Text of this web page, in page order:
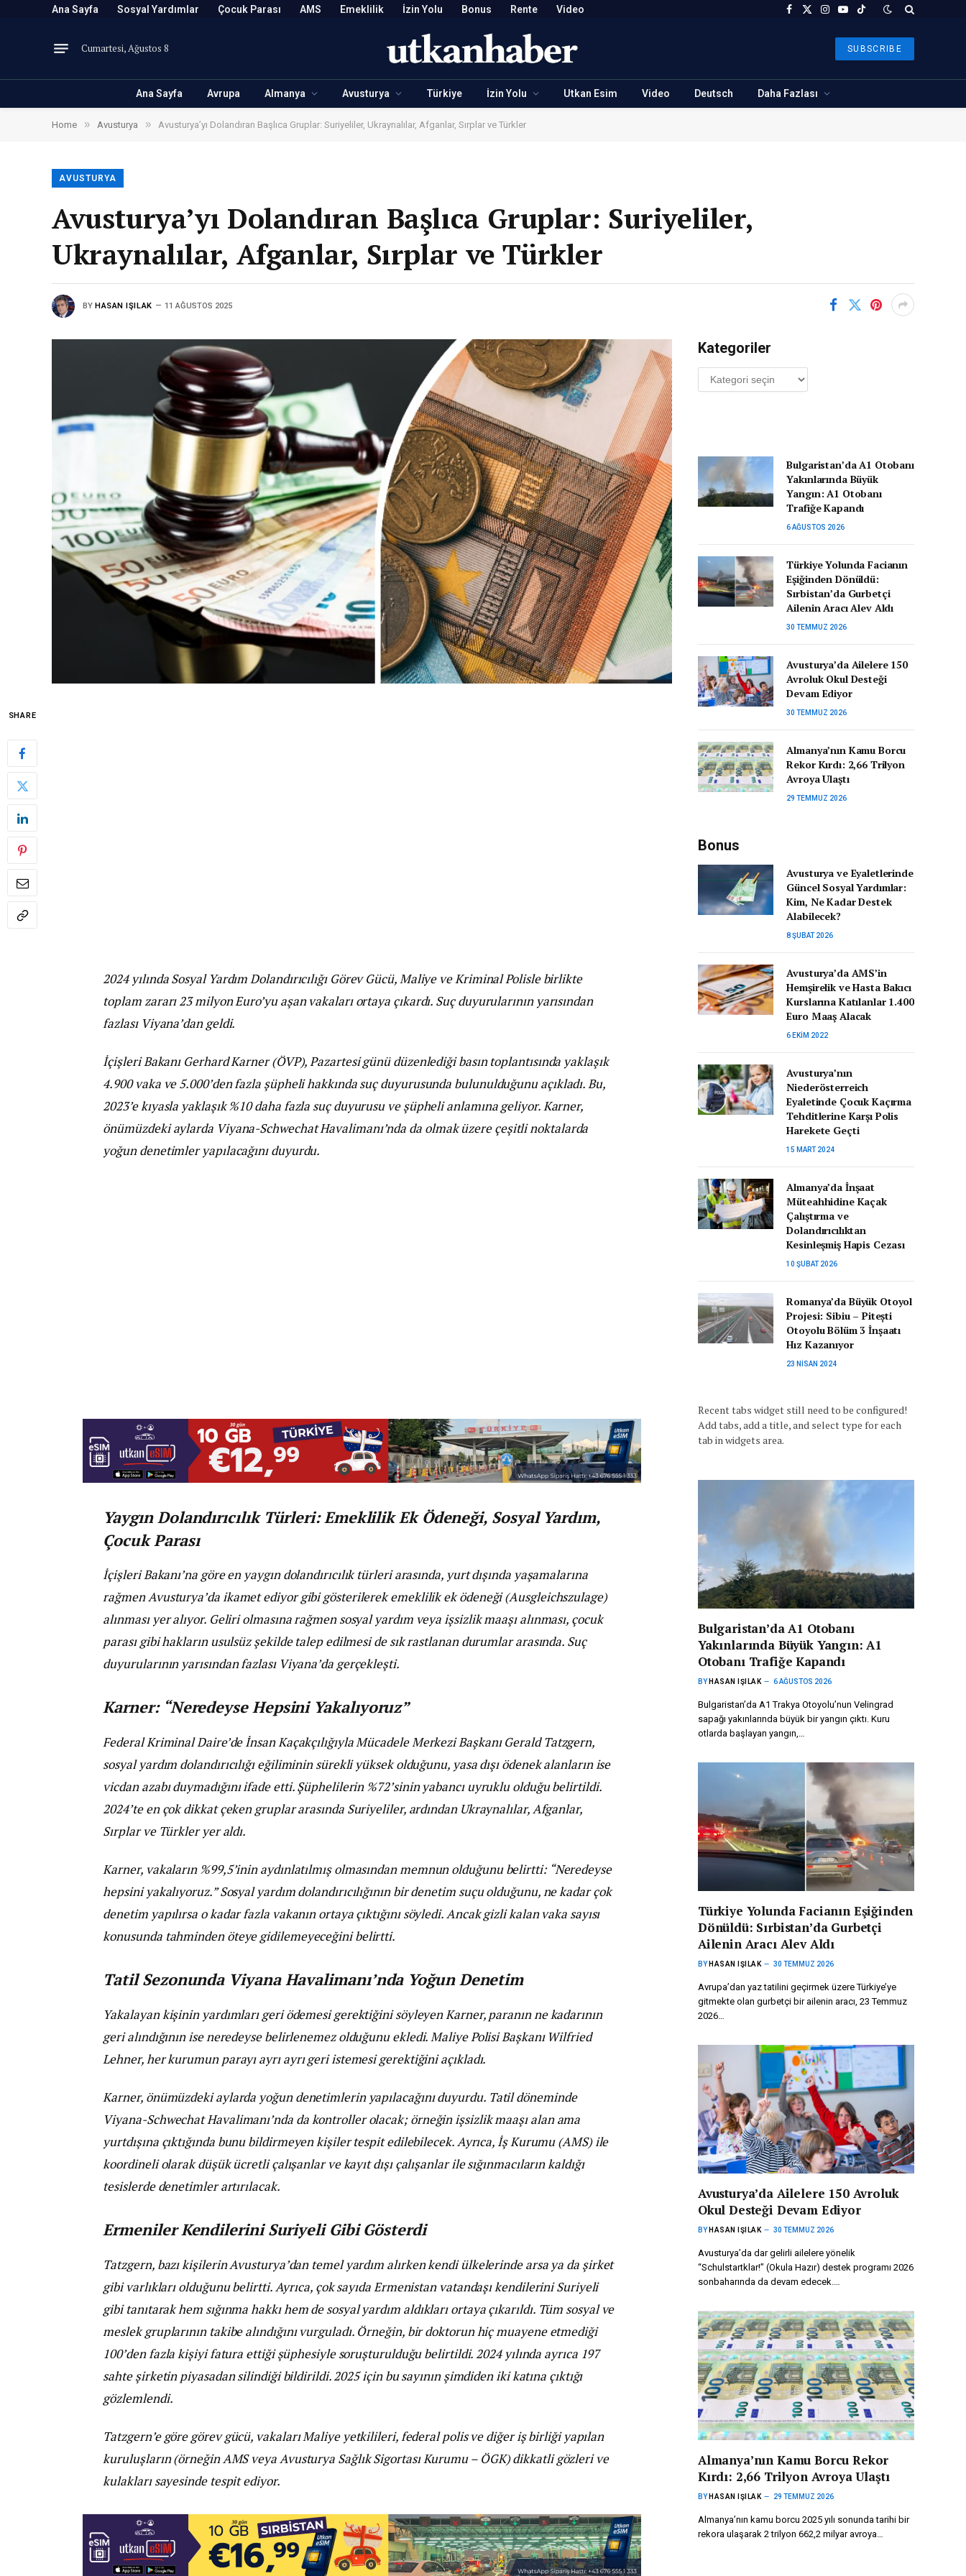
Ana Sayfa Sosyal Yardımlar Çocuk Parası AMS Emeklilik İzin Yolu Bonus Rente Video Facebook
X
Instagram
YouTubeTikTok
Cumartesi, Ağustos 8 SUBSCRIBE
Ana Sayfa Avrupa Almanya Avusturya Türkiye İzin Yolu Utkan Esim Video Deutsch Daha Fazlası
Home » Avusturya » Avusturya’yı Dolandıran Başlıca Gruplar: Suriyeliler, Ukraynalılar, Afganlar, Sırplar ve Türkler
AVUSTURYA
Avusturya’yı Dolandıran Başlıca Gruplar: Suriyeliler,
Ukraynalılar, Afganlar, Sırplar ve Türkler
BY HASAN IŞILAK 11 AĞUSTOS 2025
SHARE
2024 yılında Sosyal Yardım Dolandırıcılığı Görev Gücü, Maliye ve Kriminal Polisle birlikte
toplam zararı 23 milyon Euro’yu aşan vakaları ortaya çıkardı. Suç duyurularının yarısından
fazlası Viyana’dan geldi.
İçişleri Bakanı Gerhard Karner (ÖVP), Pazartesi günü düzenlediği basın toplantısında yaklaşık
4.900 vaka ve 5.000’den fazla şüpheli hakkında suç duyurusunda bulunulduğunu açıkladı. Bu,
2023’e kıyasla yaklaşık %10 daha fazla suç duyurusu ve şüpheli anlamına geliyor. Karner,
önümüzdeki aylarda Viyana-Schwechat Havalimanı’nda da olmak üzere çeşitli noktalarda
yoğun denetimler yapılacağını duyurdu.
Yaygın Dolandırıcılık Türleri: Emeklilik Ek Ödeneği, Sosyal Yardım,
Çocuk Parası
İçişleri Bakanı’na göre en yaygın dolandırıcılık türleri arasında, yurt dışında yaşamalarına
rağmen Avusturya’da ikamet ediyor gibi gösterilerek emeklilik ek ödeneği (Ausgleichszulage)
alınması yer alıyor. Geliri olmasına rağmen sosyal yardım veya işsizlik maaşı alınması, çocuk
parası gibi hakların usulsüz şekilde talep edilmesi de sık rastlanan durumlar arasında. Suç
duyurularının yarısından fazlası Viyana’da gerçekleşti.
Karner: “Neredeyse Hepsini Yakalıyoruz”
Federal Kriminal Daire’de İnsan Kaçakçılığıyla Mücadele Merkezi Başkanı Gerald Tatzgern,
sosyal yardım dolandırıcılığı eğiliminin sürekli yüksek olduğunu, yasa dışı ödenek alanların ise
vicdan azabı duymadığını ifade etti. Şüphelilerin %72’sinin yabancı uyruklu olduğu belirtildi.
2024’te en çok dikkat çeken gruplar arasında Suriyeliler, ardından Ukraynalılar, Afganlar,
Sırplar ve Türkler yer aldı.
Karner, vakaların %99,5’inin aydınlatılmış olmasından memnun olduğunu belirtti: “Neredeyse
hepsini yakalıyoruz.” Sosyal yardım dolandırıcılığının bir denetim suçu olduğunu, ne kadar çok
denetim yapılırsa o kadar fazla vakanın ortaya çıktığını söyledi. Ancak gizli kalan vaka sayısı
konusunda tahminden öteye gidilemeyeceğini belirtti.
Tatil Sezonunda Viyana Havalimanı’nda Yoğun Denetim
Yakalayan kişinin yardımları geri ödemesi gerektiğini söyleyen Karner, paranın ne kadarının
geri alındığının ise neredeyse belirlenemez olduğunu ekledi. Maliye Polisi Başkanı Wilfried
Lehner, her kurumun parayı ayrı ayrı geri istemesi gerektiğini açıkladı.
Karner, önümüzdeki aylarda yoğun denetimlerin yapılacağını duyurdu. Tatil döneminde
Viyana-Schwechat Havalimanı’nda da kontroller olacak; örneğin işsizlik maaşı alan ama
yurtdışına çıktığında bunu bildirmeyen kişiler tespit edilebilecek. Ayrıca, İş Kurumu (AMS) ile
koordineli olarak düşük ücretli çalışanlar ve kayıt dışı çalışanlar ile sığınmacıların kaldığı
tesislerde denetimler artırılacak.
Ermeniler Kendilerini Suriyeli Gibi Gösterdi
Tatzgern, bazı kişilerin Avusturya’dan temel yardım alırken kendi ülkelerinde arsa ya da şirket
gibi varlıkları olduğunu belirtti. Ayrıca, çok sayıda Ermenistan vatandaşı kendilerini Suriyeli
gibi tanıtarak hem sığınma hakkı hem de sosyal yardım aldıkları ortaya çıkarıldı. Tüm sosyal ve
meslek gruplarının takibe alındığını vurguladı. Örneğin, bir doktorun hiç muayene etmediği
100’den fazla kişiyi fatura ettiği şüphesiyle soruşturulduğu belirtildi. 2024 yılında ayrıca 197
sahte şirketin piyasadan silindiği bildirildi. 2025 için bu sayının şimdiden iki katına çıktığı
gözlemlendi.
Tatzgern’e göre görev gücü, vakaları Maliye yetkilileri, federal polis ve diğer iş birliği yapılan
kuruluşların (örneğin AMS veya Avusturya Sağlık Sigortası Kurumu – ÖGK) dikkatli gözleri ve
kulakları sayesinde tespit ediyor.
Kategoriler
Kategoriler
Bulgaristan’da A1 Otobanı
Yakınlarında Büyük
Yangın: A1 Otobanı
Trafiğe Kapandı
6 AĞUSTOS 2026
Türkiye Yolunda Facianın
Eşiğinden Dönüldü:
Sırbistan’da Gurbetçi
Ailenin Aracı Alev Aldı
30 TEMMUZ 2026
Avusturya’da Ailelere 150
Avroluk Okul Desteği
Devam Ediyor
30 TEMMUZ 2026
Almanya’nın Kamu Borcu
Rekor Kırdı: 2,66 Trilyon
Avroya Ulaştı
29 TEMMUZ 2026
Bonus
Avusturya ve Eyaletlerinde
Güncel Sosyal Yardımlar:
Kim, Ne Kadar Destek
Alabilecek?
8 ŞUBAT 2026
Avusturya’da AMS’in
Hemşirelik ve Hasta Bakıcı
Kurslarına Katılanlar 1.400
Euro Maaş Alacak
6 EKIM 2022
Avusturya’nın
Niederösterreich
Eyaletinde Çocuk Kaçırma
Tehditlerine Karşı Polis
Harekete Geçti
15 MART 2024
Almanya’da İnşaat
Müteahhidine Kaçak
Çalıştırma ve
Dolandırıcılıktan
Kesinleşmiş Hapis Cezası
10 ŞUBAT 2026
Romanya’da Büyük Otoyol
Projesi: Sibiu – Pitești
Otoyolu Bölüm 3 İnşaatı
Hız Kazanıyor
23 NISAN 2024
Recent tabs widget still need to be configured!
Add tabs, add a title, and select type for each
tab in widgets area.
Bulgaristan’da A1 Otobanı
Yakınlarında Büyük Yangın: A1
Otobanı Trafiğe Kapandı
BY HASAN IŞILAK 6 AĞUSTOS 2026
Bulgaristan’da A1 Trakya Otoyolu’nun Velingrad
sapağı yakınlarında büyük bir yangın çıktı. Kuru
otlarda başlayan yangın,…
Türkiye Yolunda Facianın Eşiğinden
Dönüldü: Sırbistan’da Gurbetçi
Ailenin Aracı Alev Aldı
BY HASAN IŞILAK 30 TEMMUZ 2026
Avrupa’dan yaz tatilini geçirmek üzere Türkiye’ye
gitmekte olan gurbetçi bir ailenin aracı, 23 Temmuz
2026…
Avusturya’da Ailelere 150 Avroluk
Okul Desteği Devam Ediyor
BY HASAN IŞILAK 30 TEMMUZ 2026
Avusturya’da dar gelirli ailelere yönelik
“Schulstartklar!” (Okula Hazır) destek programı 2026
sonbaharında da devam edecek.…
Almanya’nın Kamu Borcu Rekor
Kırdı: 2,66 Trilyon Avroya Ulaştı
BY HASAN IŞILAK 29 TEMMUZ 2026
Almanya’nın kamu borcu 2025 yılı sonunda tarihi bir
rekora ulaşarak 2 trilyon 662,2 milyar avroya…